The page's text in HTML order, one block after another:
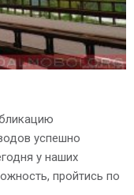
успешно
у наших
пройтись по